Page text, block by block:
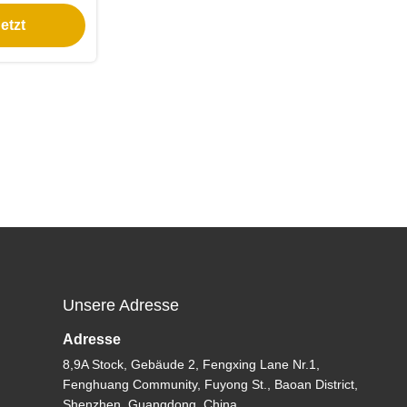
für
Unsere Adresse
Adresse
8,9A Stock, Gebäude 2, Fengxing Lane Nr.1,
Fenghuang Community, Fuyong St., Baoan District,